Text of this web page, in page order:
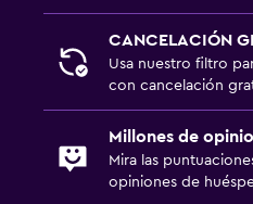
CANCELACIÓN
Usa nuestro filtro
con cancelación
Millones de
Mira las
opiniones de